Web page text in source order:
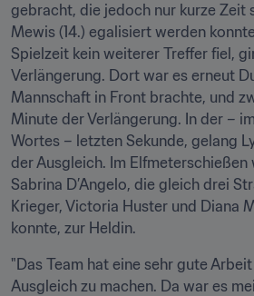
gebracht, die jedoch nur kurze Zeit
Mewis (14.) egalisiert werden
Spielzeit kein weiterer Treffer fiel,
Verlängerung. Dort war es erneut
Mannschaft in Front brachte, und
Minute der Verlängerung. In der –
Wortes – letzten Sekunde, gelang
der Ausgleich. Im
Sabrina D’Angelo, die gleich drei
Krieger, Victoria Huster und Diana
konnte, zur Heldin.
"Das Team hat eine sehr gute
Ausgleich zu machen. Da war es